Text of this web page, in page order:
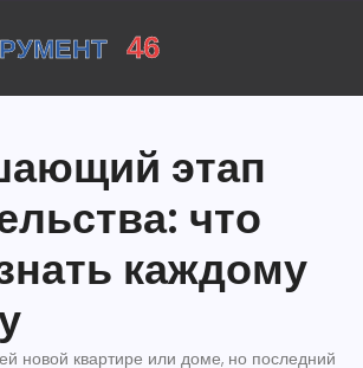
этап
что
каждому
новой квартире или доме, но последний